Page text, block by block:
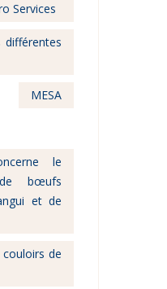
Services
MESA
le
bœufs
et de
de